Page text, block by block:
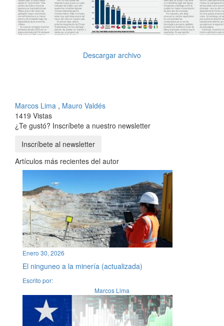
Descargar archivo
Marcos Lima , Mauro Valdés
1419 Vistas
¿Te gustó? Inscríbete a nuestro newsletter
Inscríbete al newsletter
Artículos más recientes del autor
Enero 30, 2026
El ninguneo a la minería (actualizada)
Escrito por:
Marcos Lima